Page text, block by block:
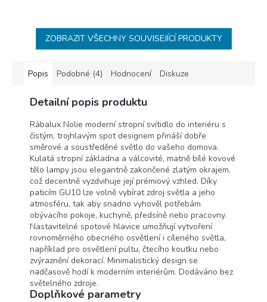
ZOBRAZIT VŠECHNY SOUVISEJÍCÍ PRODUKTY
Popis Podobné (4) Hodnocení Diskuze
Detailní popis produktu
Rábalux Nolie moderní stropní svítidlo do interiéru s
čistým, trojhlavým spot designem přináší dobře
směrové a soustředěné světlo do vašeho domova.
Kulatá stropní základna a válcovité, matně bílé kovové
tělo lampy jsou elegantně zakončené zlatým okrajem,
což decentně vyzdvihuje její prémiový vzhled. Díky
paticím GU10 lze volně vybírat zdroj světla a jeho
atmosféru, tak aby snadno vyhověl potřebám
obývacího pokoje, kuchyně, předsíně nebo pracovny.
Nastavitelné spotové hlavice umožňují vytvoření
rovnoměrného obecného osvětlení i cíleného světla,
například pro osvětlení pultu, čtecího koutku nebo
zvýraznění dekorací. Minimalistický design se
nadčasově hodí k moderním interiérům. Dodáváno bez
světelného zdroje.
Doplňkové parametry